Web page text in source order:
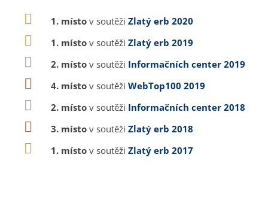
1. místo v soutěži Zlatý erb 2020
1. místo v soutěži Zlatý erb 2019
2. místo v soutěži Informačních center 2019
4. místo v soutěži WebTop100 2019
2. místo v soutěži Informačních center 2018
3. místo v soutěži Zlatý erb 2018
1. místo v soutěži Zlatý erb 2017